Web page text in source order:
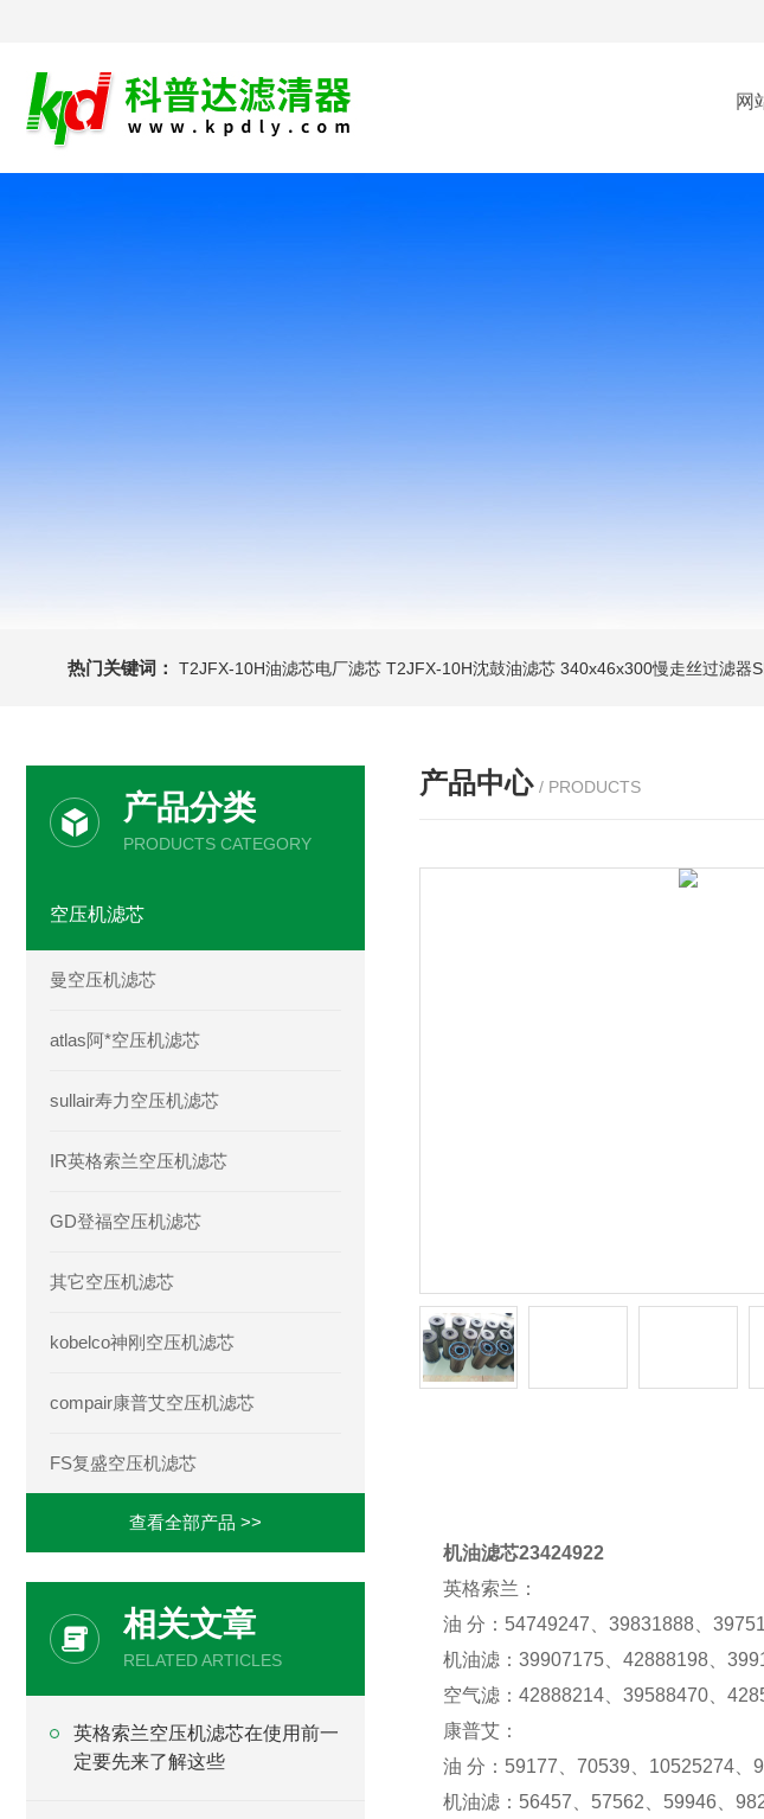
网
热门关键词： T2JFX-10H油滤芯电厂滤芯 T2JFX-10H沈鼓油滤芯 340x46x300慢走丝过滤器
产品分类
PRODUCTS CATEGORY
空压机滤芯
曼空压机滤芯
atlas阿*空压机滤芯
sullair寿力空压机滤芯
IR英格索兰空压机滤芯
GD登福空压机滤芯
其它空压机滤芯
kobelco神刚空压机滤芯
compair康普艾空压机滤芯
FS复盛空压机滤芯
查看全部产品 >>
相关文章
RELATED ARTICLES
英格索兰空压机滤芯在使用前一
定要先来了解这些
产品中心 / PRODUCTS
机油滤芯23424922
英格索兰：
油 分：54749247、39831888、
机油滤：39907175、42888198、
空气滤：42888214、39588470、
康普艾：
油 分：59177、70539、10525274、
机油滤：56457、57562、59946、